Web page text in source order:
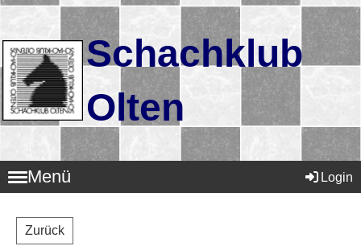
Schachklub
Olten
Menü Login
Zurück